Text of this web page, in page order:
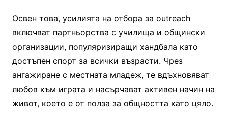
Освен това, усилията на отбора за outreach
включват партньорства с училища и общински
организации, популяризиращи хандбала като
достъпен спорт за всички възрасти. Чрез
ангажиране с местната младеж, те вдъхновяват
любов към играта и насърчават активен начин на
живот, което е от полза за общността като цяло.